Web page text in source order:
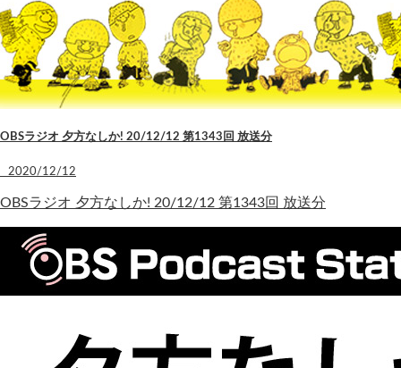
OBSラジオ 夕方なしか! 20/12/12 第1343回 放送分
2020/12/12
OBSラジオ 夕方なしか! 20/12/12 第1343回 放送分